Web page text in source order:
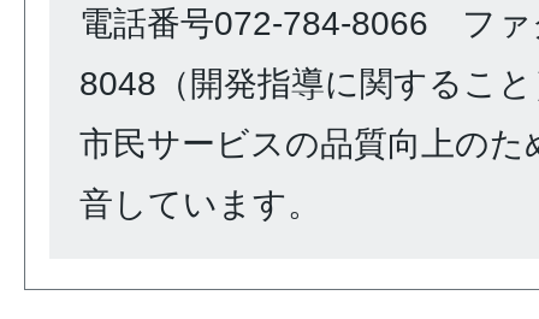
電話番号072-784-8066 ファ
8048（開発指導に関するこ
市民サービスの品質向上のた
音しています。